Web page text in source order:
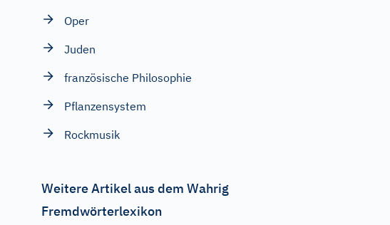
Oper
Juden
französische Philosophie
Pflanzensystem
Rockmusik
Weitere Artikel aus dem Wahrig
Fremdwörterlexikon